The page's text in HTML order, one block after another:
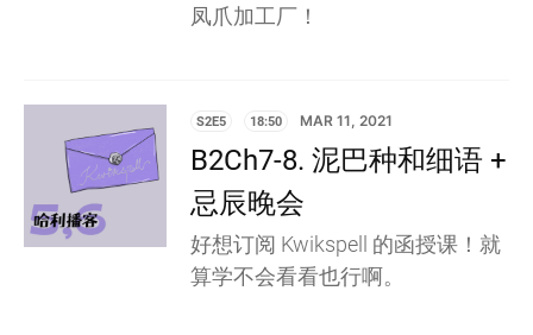
凤爪加工厂！
S2E5 18:50 MAR 11, 2021
B2Ch7-8. 泥巴种和细语 +
忌辰晚会
好想订阅 Kwikspell 的函授课！就
算学不会看看也行啊。